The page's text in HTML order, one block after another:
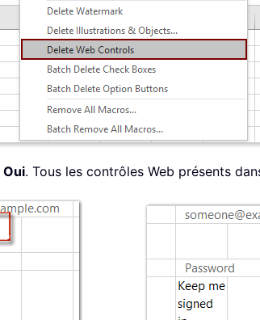
Oui. Tous les contrôles Web présents